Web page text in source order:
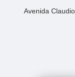
Avenida